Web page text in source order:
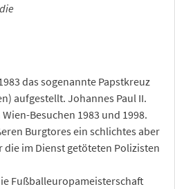
das sogenannte Papstkreuz
aufgestellt. Johannes Paul II.
Besuchen 1983 und 1998.
Burgtores ein schlichtes aber
im Dienst getöteten Polizisten
Fußballeuropameisterschaft